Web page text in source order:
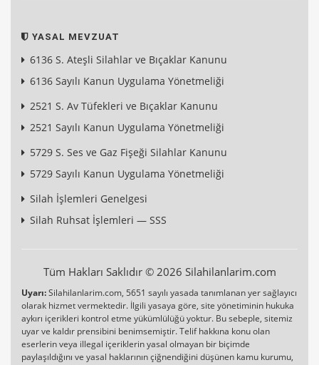
YASAL MEVZUAT
6136 S. Ateşli Silahlar ve Bıçaklar Kanunu
6136 Sayılı Kanun Uygulama Yönetmeliği
2521 S. Av Tüfekleri ve Bıçaklar Kanunu
2521 Sayılı Kanun Uygulama Yönetmeliği
5729 S. Ses ve Gaz Fişeği Silahlar Kanunu
5729 Sayılı Kanun Uygulama Yönetmeliği
Silah İşlemleri Genelgesi
Silah Ruhsat İşlemleri — SSS
Tüm Hakları Saklıdır © 2026 Silahilanlarim.com
Uyarı:Silahilanlarim.com, 5651 sayılı yasada tanımlanan yer sağlayıcı
olarak hizmet vermektedir. İlgili yasaya göre, site yönetiminin hukuka
aykırı içerikleri kontrol etme yükümlülüğü yoktur. Bu sebeple, sitemiz
uyar ve kaldır prensibini benimsemiştir. Telif hakkına konu olan
eserlerin veya illegal içeriklerin yasal olmayan bir biçimde
paylaşıldığını ve yasal haklarının çiğnendiğini düşünen kamu kurumu,